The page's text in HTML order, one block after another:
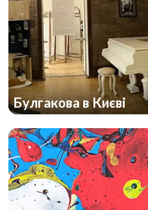
Булгакова в Києві